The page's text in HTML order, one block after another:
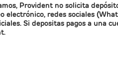
Provident no solicita
electrónico, redes sociales
Si depositas pagos a una